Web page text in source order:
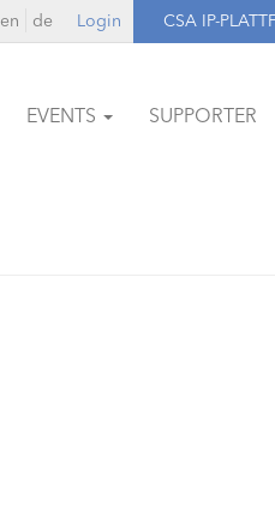
en de Login CSA IP-
EVENTS SUPPORTER